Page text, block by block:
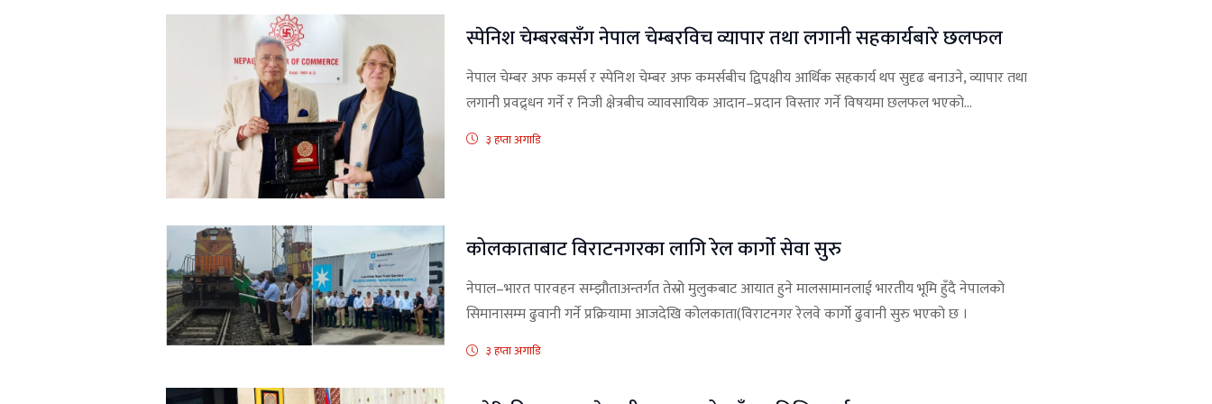
स्पेनिश चेम्बरबसँग नेपाल चेम्बरविच व्यापार तथा लगानी सहकार्यबारे छलफल
नेपाल चेम्बर अफ कमर्स र स्पेनिश चेम्बर अफ कमर्सबीच द्विपक्षीय आर्थिक सहकार्य थप सुदृढ बनाउने, व्यापार तथा
लगानी प्रवद्र्धन गर्ने र निजी क्षेत्रबीच व्यावसायिक आदान–प्रदान विस्तार गर्ने विषयमा छलफल भएको...
३ हप्ता अगाडि
कोलकाताबाट विराटनगरका लागि रेल कार्गो सेवा सुरु
नेपाल–भारत पारवहन सम्झौताअन्तर्गत तेस्रो मुलुकबाट आयात हुने मालसामानलाई भारतीय भूमि हुँदै नेपालको
सिमानासम्म ढुवानी गर्ने प्रक्रियामा आजदेखि कोलकाता(विराटनगर रेलवे कार्गो ढुवानी सुरु भएको छ ।
३ हप्ता अगाडि